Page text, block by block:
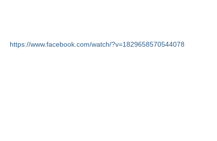
https://www.facebook.com/watch/?v=1829658570544078